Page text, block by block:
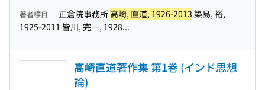
著者標目 正倉院事務所 高崎, 直道, 1926-2013 築島, 裕,
1925-2011 皆川, 完一, 1928...
高崎直道著作集 第1巻 (インド思想
論)